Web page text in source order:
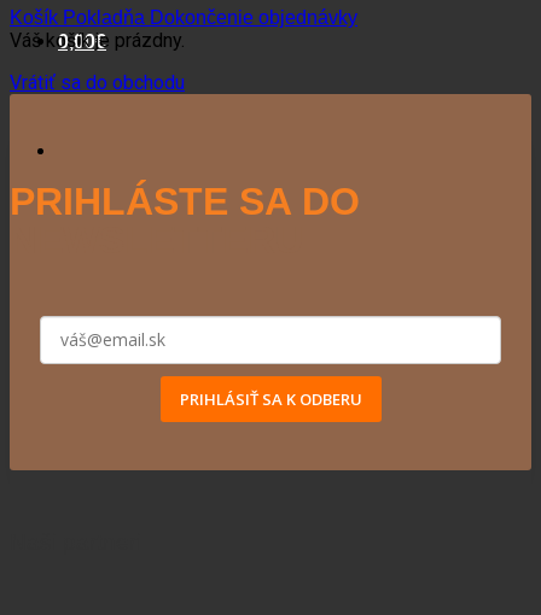
0,00€
Košík Pokladňa Dokončenie objednávky
Váš košík je prázdny.
Vrátiť sa do obchodu
PRIHLÁSTE SA DO
PRIHLÁSIŤ SA K ODBERU